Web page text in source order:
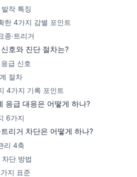
작 특징
4가지 감별 포인트
·트리거
호와 진단 절차는?
급 신호
절차
4가지 기록 포인트
응급 대응은 어떻게 하나?
6가지
리거 차단은 어떻게 하나?
리 4축
단 방법
지 표준